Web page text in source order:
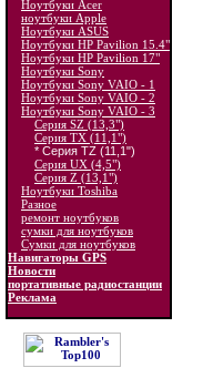
Ноутбуки Acer
ноутбуки Apple
Ноутбуки ASUS
Ноутбуки HP Pavilion 15.4"
Ноутбуки HP Pavilion 17"
Ноутбуки Sony
Ноутбуки Sony VAIO - 1
Ноутбуки Sony VAIO - 2
Ноутбуки Sony VAIO - 3
Серия SZ (13,3")
Серия TX (11,1")
* Серия TZ (11,1")
Серия UX (4,5")
Серия Z (13,1")
Ноутбуки Toshiba
Разное
ремонт ноутбуков
сумки для ноутбуков
Сумки для ноутбуков
Навигаторы GPS
Новости
портативные радиостанции
Реклама